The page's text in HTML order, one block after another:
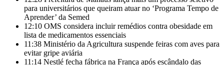
para universitários que queiram atuar no ‘Programa Tempo de
Aprender’ da Semed
12:10 OMS considera incluir remédios contra obesidade em
lista de medicamentos essenciais
11:38 Ministério da Agricultura suspende feiras com aves para
evitar gripe aviária
11:14 Nestlé fecha fábrica na França após escândalo das